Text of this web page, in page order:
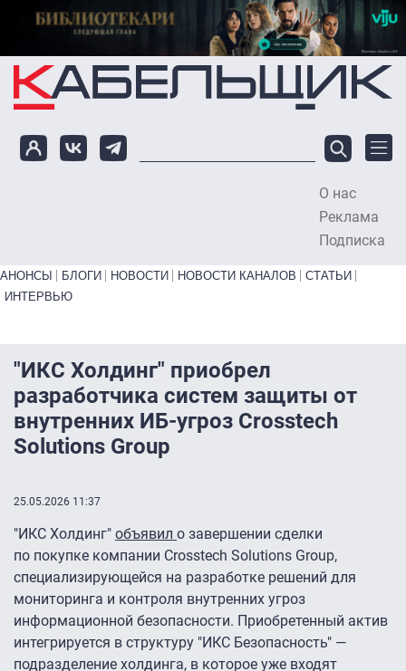
Перейти к основному содержанию
О нас
Реклама
Подписка
Primary links bottom
АНОНСЫ БЛОГИ НОВОСТИ НОВОСТИ КАНАЛОВ
СТАТЬИ
ИНТЕРВЬЮ
"ИКС Холдинг" приобрел
разработчика систем защиты от
внутренних ИБ-угроз Crosstech
Solutions Group
25.05.2026 11:37
"ИКС Холдинг" объявил о завершении сделки
по покупке компании Crosstech Solutions Group,
специализирующейся на разработке решений для
мониторинга и контроля внутренних угроз
информационной безопасности. Приобретенный актив
интегрируется в структуру "ИКС Безопасность" —
подразделение холдинга, в которое уже входят